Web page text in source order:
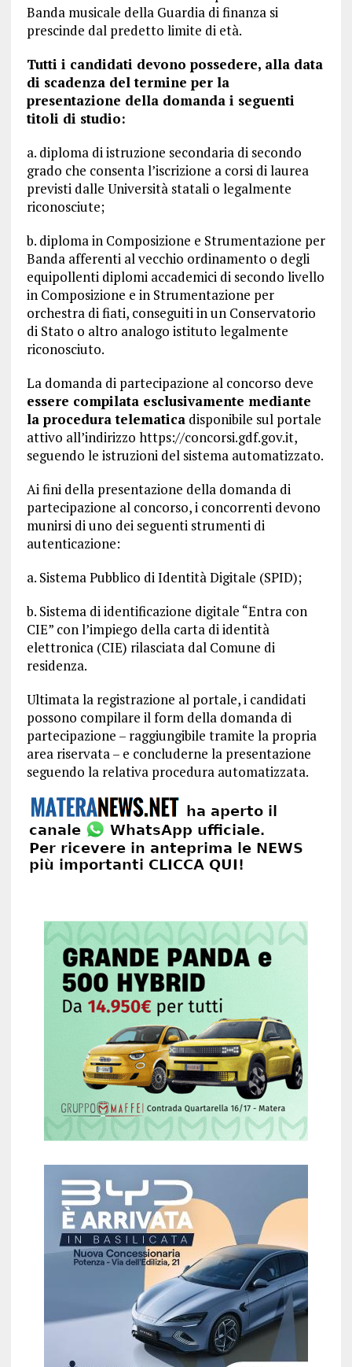
Banda musicale della Guardia di finanza si
prescinde dal predetto limite di età.
Tutti i candidati devono possedere, alla data
di scadenza del termine per la
presentazione della domanda i seguenti
titoli di studio:
a. diploma di istruzione secondaria di secondo
grado che consenta l’iscrizione a corsi di laurea
previsti dalle Università statali o legalmente
riconosciute;
b. diploma in Composizione e Strumentazione per
Banda afferenti al vecchio ordinamento o degli
equipollenti diplomi accademici di secondo livello
in Composizione e in Strumentazione per
orchestra di fiati, conseguiti in un Conservatorio
di Stato o altro analogo istituto legalmente
riconosciuto.
La domanda di partecipazione al concorso deve
essere compilata esclusivamente mediante
la procedura telematicadisponibile sul portale
attivo all’indirizzo https://concorsi.gdf.gov.it,
seguendo le istruzioni del sistema automatizzato.
Ai fini della presentazione della domanda di
partecipazione al concorso, i concorrenti devono
munirsi di uno dei seguenti strumenti di
autenticazione:
a. Sistema Pubblico di Identità Digitale (SPID);
b. Sistema di identificazione digitale “Entra con
CIE” con l’impiego della carta di identità
elettronica (CIE) rilasciata dal Comune di
residenza.
Ultimata la registrazione al portale, i candidati
possono compilare il form della domanda di
partecipazione – raggiungibile tramite la propria
area riservata – e concluderne la presentazione
seguendo la relativa procedura automatizzata.